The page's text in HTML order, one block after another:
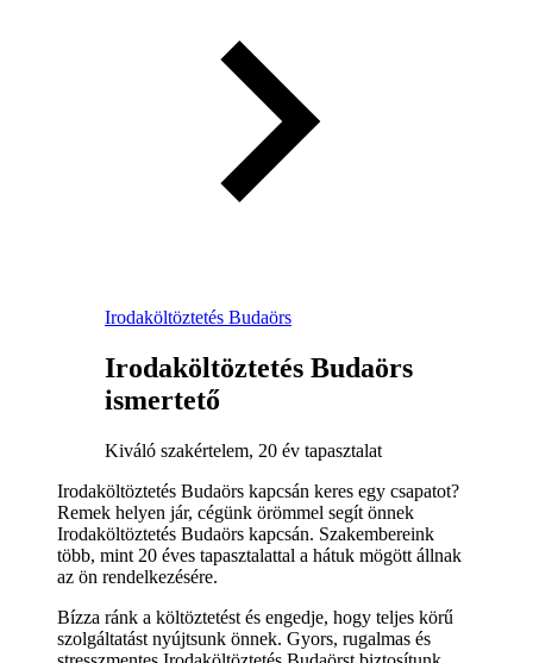
Irodaköltöztetés Budaörs
Irodaköltöztetés Budaörs
ismertető
Kiváló szakértelem, 20 év tapasztalat
Irodaköltöztetés Budaörs kapcsán keres egy csapatot?
Remek helyen jár, cégünk örömmel segít önnek
Irodaköltöztetés Budaörs kapcsán. Szakembereink
több, mint 20 éves tapasztalattal a hátuk mögött állnak
az ön rendelkezésére.
Bízza ránk a költöztetést és engedje, hogy teljes körű
szolgáltatást nyújtsunk önnek. Gyors, rugalmas és